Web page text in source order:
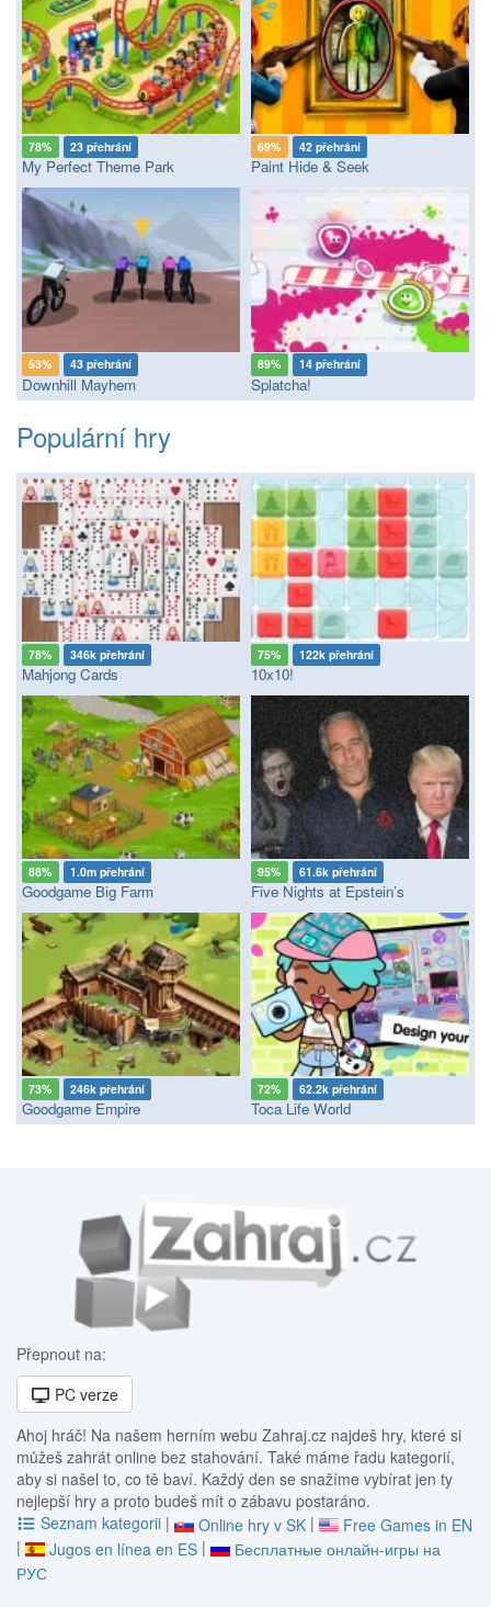
78% 23 přehrání
My Perfect Theme Park
69% 42 přehrání
Paint Hide & Seek
53% 43 přehrání
Downhill Mayhem
89% 14 přehrání
Splatcha!
Populární hry
78% 346k přehrání
Mahjong Cards
75% 122k přehrání
10x10!
88% 1.0m přehrání
Goodgame Big Farm
95% 61.6k přehrání
Five Nights at Epstein’s
73% 246k přehrání
Goodgame Empire
72% 62.2k přehrání
Toca Life World
Přepnout na:
PC verze
Ahoj hráč! Na našem herním webu Zahraj.cz najdeš hry, které si
můžeš zahrát online bez stahování. Také máme řadu kategorií,
aby si našel to, co tě baví. Každý den se snažíme vybírat jen ty
nejlepší hry a proto budeš mít o zábavu postaráno.
Seznam kategorii | Online hry v SK |
Free Games in EN
|
Jugos en línea en ES |
Бесплатные онлайн-игры на
РУС